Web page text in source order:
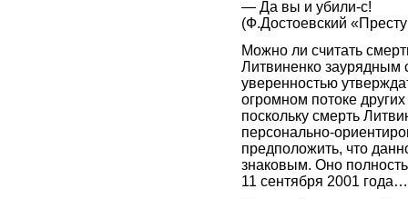
— Да вы и убили-с!
(Ф.Достоевский
Можно ли считать
Литвиненко заурядным
уверенностью
огромном потоке
поскольку смерть
персонально-
предположить, что
знаковым. Оно
11 сентября 2001 года…